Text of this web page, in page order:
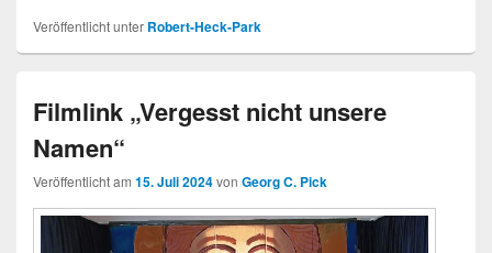
Veröffentlicht unter Robert-Heck-Park
Filmlink „Vergesst nicht unsere
Namen“
Veröffentlicht am 15. Juli 2024von Georg C. Pick